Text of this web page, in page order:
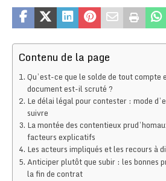
Contenu de la page
Qu’est-ce que le solde de tout compte
document est-il scruté ?
Le délai légal pour contester : mode
suivre
La montée des contentieux
facteurs explicatifs
Les acteurs impliqués et les recours à
Anticiper plutôt que subir : les bonnes
la fin de contrat